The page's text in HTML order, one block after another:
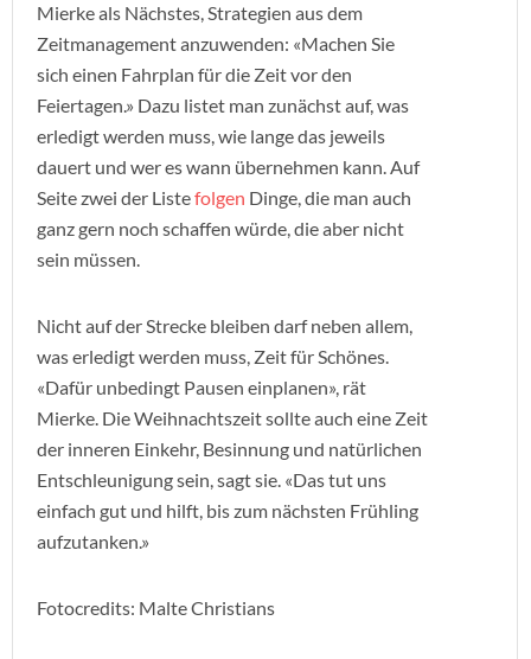
Mierke als Nächstes, Strategien aus dem
Zeitmanagement anzuwenden: «Machen Sie
sich einen Fahrplan für die Zeit vor den
Feiertagen.» Dazu listet man zunächst auf, was
erledigt werden muss, wie lange das jeweils
dauert und wer es wann übernehmen kann. Auf
Seite zwei der Listefolgen Dinge, die man auch
ganz gern noch schaffen würde, die aber nicht
sein müssen.
Nicht auf der Strecke bleiben darf neben allem,
was erledigt werden muss, Zeit für Schönes.
«Dafür unbedingt Pausen einplanen», rät
Mierke. Die Weihnachtszeit sollte auch eine Zeit
der inneren Einkehr, Besinnung und natürlichen
Entschleunigung sein, sagt sie. «Das tut uns
einfach gut und hilft, bis zum nächsten Frühling
aufzutanken.»
Fotocredits: Malte Christians